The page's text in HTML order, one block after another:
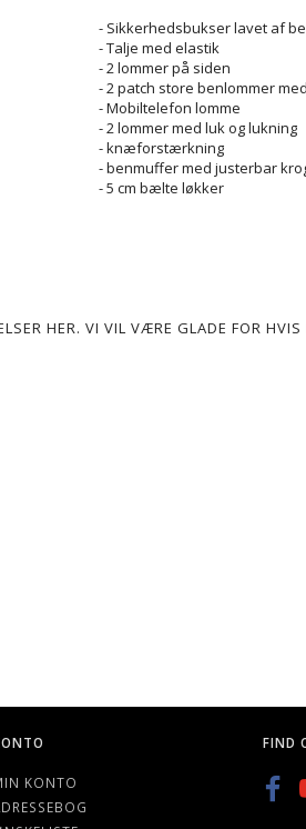
- Sikkerhedsbukser lavet af
- Talje med elastik
- 2 lommer på siden
- 2 patch store benlommer
- Mobiltelefon lomme
- 2 lommer med luk og lukning
- knæforstærkning
- benmuffer med justerbar
- 5 cm bælte løkker
HER. VI VIL VÆRE GLADE FOR HVIS
KONTO
FIND